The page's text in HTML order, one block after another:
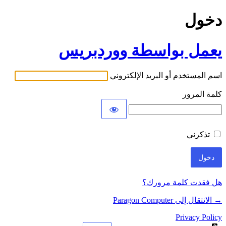
دخول
يعمل بواسطة ووردبريس
اسم المستخدم أو البريد الإلكتروني
كلمة المرور
تذكرني
هل فقدت كلمة مرورك؟
→ الانتقال إلى Paragon Computer
Privacy Policy